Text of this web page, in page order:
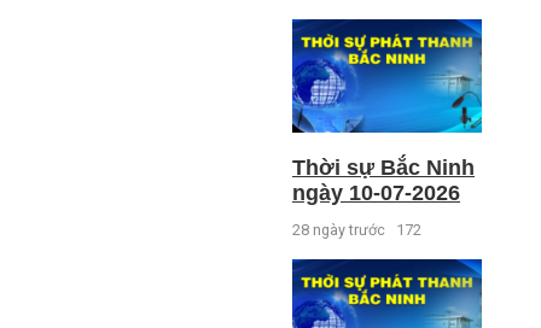
Thời sự Bắc Ninh
ngày 10-07-2026
28 ngày trước 172